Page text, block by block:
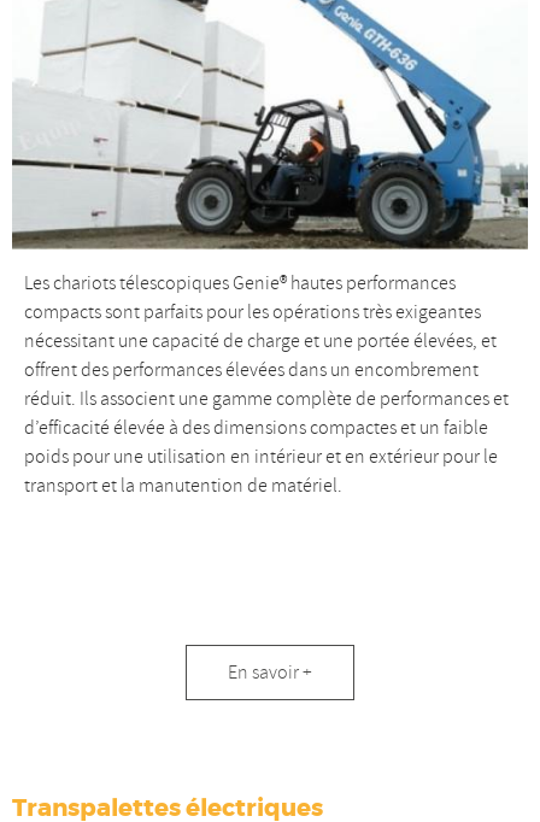
Les chariots télescopiques Genie® hautes performances
compacts sont parfaits pour les opérations très exigeantes
nécessitant une capacité de charge et une portée élevées, et
offrent des performances élevées dans un encombrement
réduit. Ils associent une gamme complète de performances et
d’efficacité élevée à des dimensions compactes et un faible
poids pour une utilisation en intérieur et en extérieur pour le
transport et la manutention de matériel.
En savoir +
Transpalettes électriques